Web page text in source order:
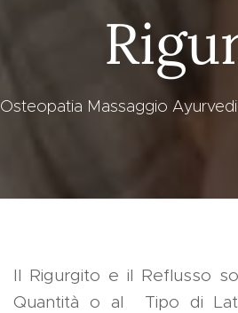
Osteopatia Massaggio
Il Rigurgito e il Reflusso
Quantità o al Tipo di